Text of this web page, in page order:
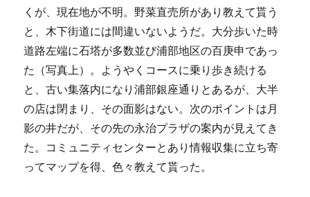
くが、現在地が不明。野菜直売所があり教えて貰う
と、木下街道には間違いないようだ。大分歩いた時
道路左端に石塔が多数並び浦部地区の百庚申であっ
た（写真上）。ようやくコースに乗り歩き続ける
と、古い集落内になり浦部銀座通りとあるが、大半
の店は閉まり、その面影はない。次のポイントは月
影の井だが、その先の永治プラザの案内が見えてき
た。コミュニティセンターとあり情報収集に立ち寄
ってマップを得、色々教えて貰った。